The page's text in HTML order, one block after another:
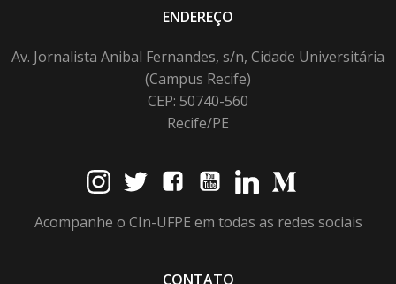
ENDEREÇO
Av. Jornalista Anibal Fernandes, s/n, Cidade Universitária
(Campus Recife)
CEP: 50740-560
Recife/PE
Acompanhe o CIn-UFPE em todas as redes sociais
CONTATO